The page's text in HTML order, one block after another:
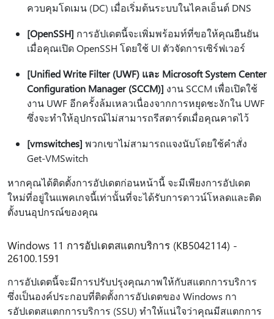
ควบคุมโดเมน (DC) เมื่อเริ่มต้นระบบในไคลเอ็นต์ DNS
[OpenSSH] การอัปเดตนี้จะเพิ่มพร้อมท์ที่ขอให้คุณยืนยัน
เมื่อคุณเปิด OpenSSH โดยใช้ UI ตัวจัดการเซิร์ฟเวอร์
[Unified Write Filter (UWF) และ Microsoft System Center
Configuration Manager (SCCM)] งาน SCCM เพื่อเปิดใช้
งาน UWF อีกครั้งล้มเหลวเนื่องจากการหยุดชะงักใน UWF
ซึ่งจะทําให้อุปกรณ์ไม่สามารถรีสตาร์ตเมื่อคุณคาดไว้
[vmswitches] พวกเขาไม่สามารถแจงนับโดยใช้คําสั่ง
Get-VMSwitch
หากคุณได้ติดตั้งการอัปเดตก่อนหน้านี้ จะมีเพียงการอัปเดต
ใหม่ที่อยู่ในแพคเกจนี้เท่านั้นที่จะได้รับการดาวน์โหลดและติด
ตั้งบนอุปกรณ์ของคุณ
Windows 11 การอัปเดตสแตกบริการ (KB5042114) -
26100.1591
การอัปเดตนี้จะมีการปรับปรุงคุณภาพให้กับสแตกการบริการ
ซึ่งเป็นองค์ประกอบที่ติดตั้งการอัปเดตของ Windows กา
รอัปเดตสแตกการบริการ (SSU) ทําให้แน่ใจว่าคุณมีสแตกการ